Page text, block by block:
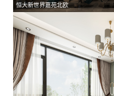
恒大新世界嘉苑北欧